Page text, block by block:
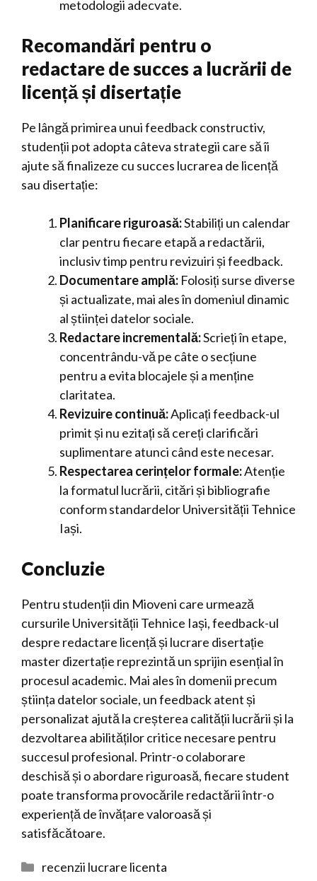
metodologii adecvate.
Recomandări pentru o
redactare de succes a lucrării de
licență și disertație
Pe lângă primirea unui feedback constructiv,
studenții pot adopta câteva strategii care să îi
ajute să finalizeze cu succes lucrarea de licență
sau disertație:
Planificare riguroasă:Stabiliți un calendar
clar pentru fiecare etapă a redactării,
inclusiv timp pentru revizuiri și feedback.
Documentare amplă: Folosiți surse diverse
și actualizate, mai ales în domeniul dinamic
al științei datelor sociale.
Redactare incrementală:Scrieți în etape,
concentrându-vă pe câte o secțiune
pentru a evita blocajele și a menține
claritatea.
Revizuire continuă:Aplicați feedback-ul
primit și nu ezitați să cereți clarificări
suplimentare atunci când este necesar.
Respectarea cerințelor formale:Atenție
la formatul lucrării, citări și bibliografie
conform standardelor Universității Tehnice
Iași.
Concluzie
Pentru studenții din Mioveni care urmează
cursurile Universității Tehnice Iași, feedback-ul
despre redactare licență și lucrare disertație
master dizertație reprezintă un sprijin esențial în
procesul academic. Mai ales în domenii precum
știința datelor sociale, un feedback atent și
personalizat ajută la creșterea calității lucrării și la
dezvoltarea abilităților critice necesare pentru
succesul profesional. Printr-o colaborare
deschisă și o abordare riguroasă, fiecare student
poate transforma provocările redactării într-o
experiență de învățare valoroasă și
satisfăcătoare.
Categorii
recenzii lucrare licenta